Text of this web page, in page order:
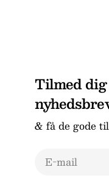
Tilmed
& få de gode
E-